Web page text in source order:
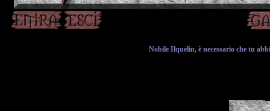
Nobile Ilquelin, è necessario che tu